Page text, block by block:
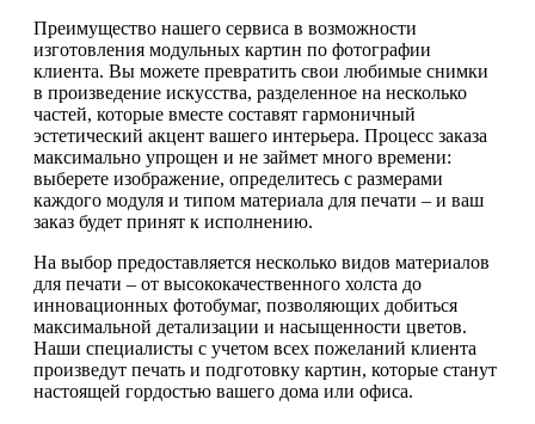
Преимущество нашего сервиса в возможности
изготовления модульных картин по фотографии
клиента. Вы можете превратить свои любимые снимки
в произведение искусства, разделенное на несколько
частей, которые вместе составят гармоничный
эстетический акцент вашего интерьера. Процесс заказа
максимально упрощен и не займет много времени:
выберете изображение, определитесь с размерами
каждого модуля и типом материала для печати – и ваш
заказ будет принят к исполнению.
На выбор предоставляется несколько видов материалов
для печати – от высококачественного холста до
инновационных фотобумаг, позволяющих добиться
максимальной детализации и насыщенности цветов.
Наши специалисты с учетом всех пожеланий клиента
произведут печать и подготовку картин, которые станут
настоящей гордостью вашего дома или офиса.